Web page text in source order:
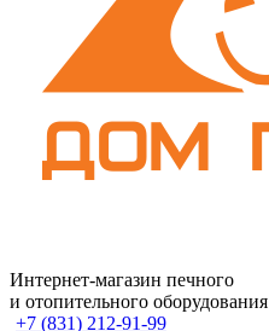
Интернет-магазин печного
и отопительного оборудования
+7 (831) 212-91-99